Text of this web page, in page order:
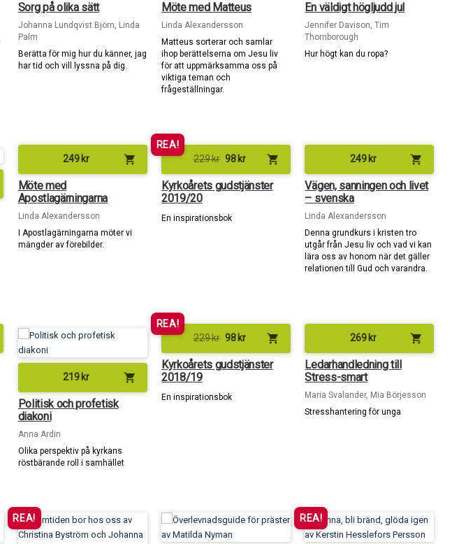
Sorg på olika sätt
Johanna Lundqvist Björn, Linda
Palm
Berätta för mig hur du känner, jag
har tid och vill lyssna på dig.
Möte med Matteus
Linda Alexandersson
Matteus sorterar och samlar
ihop berättelserna om Jesu liv
för att uppmärksamma oss på
viktiga teman och
frågeställningar.
En väldigt högljudd jul
Jennifer Davison, Tim
Thornborough
Hur högt kan du ropa?
249 kr shopping_cart
Möte med
Apostlagärningarna
Linda Alexandersson
I Apostlagärningarna möter vi
mängder av förebilder.
REA!
229kr 98 kr shopping_cart
Kyrkoårets gudstjänster
2019/20
En inspirationsbok
249 kr shopping_cart
Vägen, sanningen och livet
– svenska
Linda Alexandersson
Denna grundkurs i kristen tro
utgår från Jesu liv och vad vi kan
lära oss av honom när det gäller
relationen till Gud och varandra.
219 kr shopping_cart
Politisk och profetisk
diakoni
Anna Ardin
Olika perspektiv på kyrkans
röstbärande roll i samhället
REA!
229kr 98 kr shopping_cart
Kyrkoårets gudstjänster
2018/19
En inspirationsbok
269 kr shopping_cart
Ledarhandledning till
Stress-smart
Maria Svalander, Mia Börjesson
Stresshantering för unga
REA! REA!